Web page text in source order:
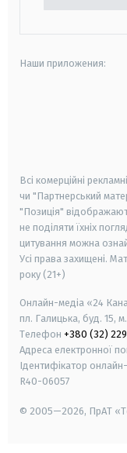
Наши приложения:
Всі комерційні
чи "Партнерський
"Позиція"
не поділяти їхніх
цитування можна
Усі права захищені.
року (21+)
Онлайн-медіа «24
пл. Галицька, буд. 15,
Телефон +380 (32)
Адреса електронної
Ідентифікатор
R40-06057
© 2005—2026, ПрАТ